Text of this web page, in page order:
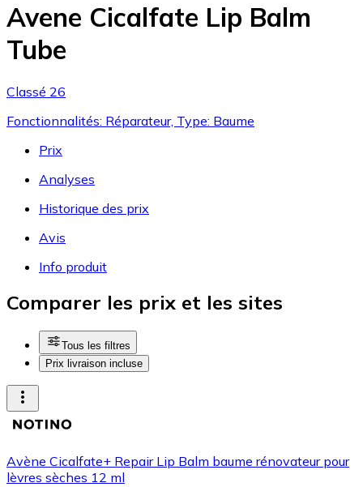
Avene Cicalfate Lip Balm
Tube
Classé 26
Fonctionnalités: Réparateur, Type: Baume
Prix
Analyses
Historique des prix
Avis
Info produit
Comparer les prix et les sites
Tous les filtres
Prix livraison incluse
Avène Cicalfate+ Repair Lip Balm baume rénovateur pour
lèvres sèches 12 ml